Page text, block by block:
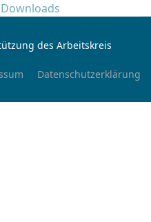
des Arbeitskreis
Datenschutzerklärung